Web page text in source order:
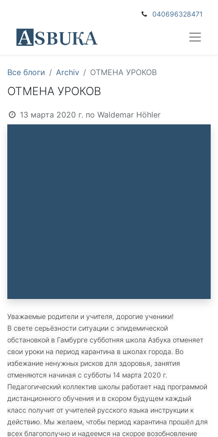
040696328471
Все блоги Archiv ОТМЕНА УРОКОВ
ОТМЕНА УРОКОВ
13 марта 2020 г. по Waldemar Höhler
Уважаемые родители и учителя, дорогие ученики!
В свете серьёзности ситуации с эпидемической
обстановкой в Гамбурге субботняя школа Азбука отменяет
свои уроки на период карантина в школах города. Во
избежание ненужных рисков для здоровья, занятия
отменяются начиная с субботы 14 марта 2020 г.
Педагогический коллектив школы работает над программой
дистанционного обучения и в скором будущем каждый
класс получит от учителей русского языка инструкции к
действию. Мы желаем, чтобы период карантина прошёл для
всех благополучно и надеемся на скорое возобновление